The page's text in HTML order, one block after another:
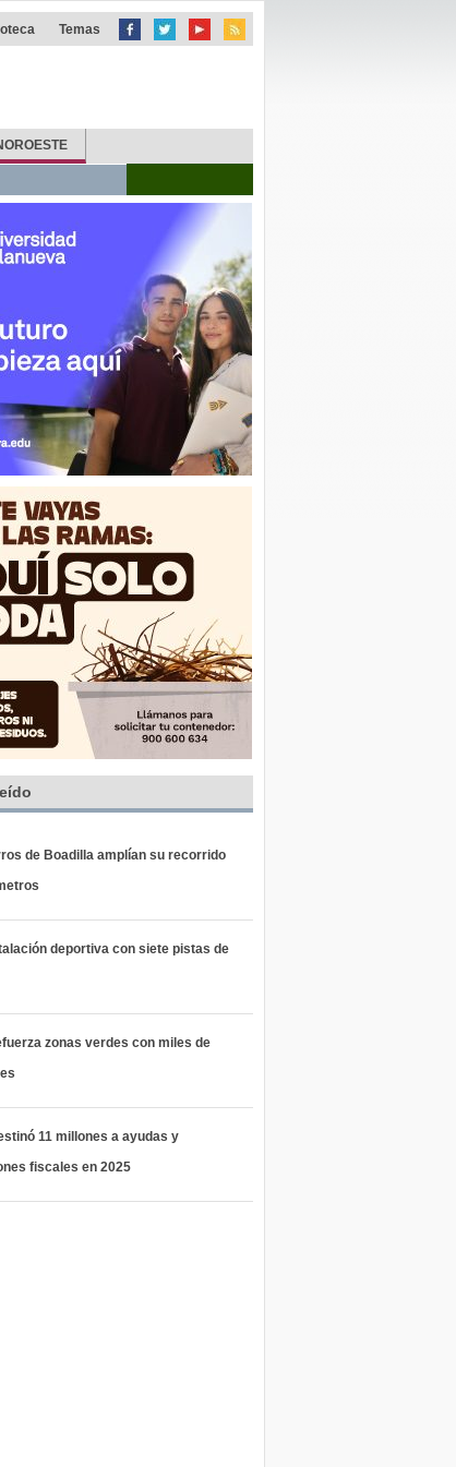
Temas
de Boadilla amplían su recorrido
deportiva con siete pistas de
zonas verdes con miles de
11 millones a ayudas y
fiscales en 2025